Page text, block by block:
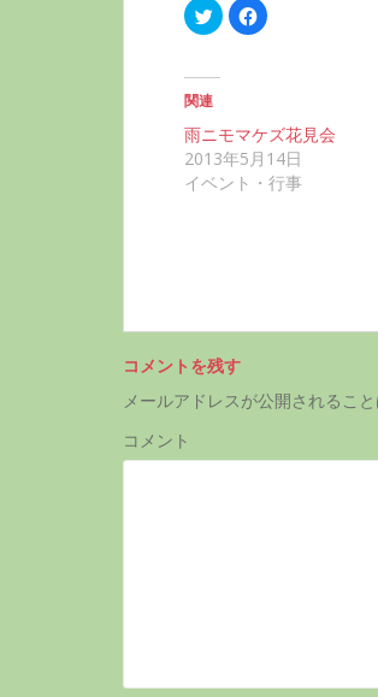
ク
リ
て
t
t
e
r
ン
ウ
で
き
F
a
で
共
有
す
る
だ
し
い
ン
関連
雨ニモマケズ花見会
2013年5月14日
イベント・行事
コメントを残す
メールアドレスが公開されること
コメント